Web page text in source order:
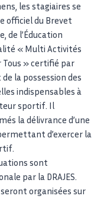
les stagiaires se
officiel du Brevet
de l’Éducation
« Multi Activités
Tous » certifié par
la possession des
indispensables à
sportif. Il
la délivrance d’une
d’exercer la
sont
par la DRAJES.
organisées sur